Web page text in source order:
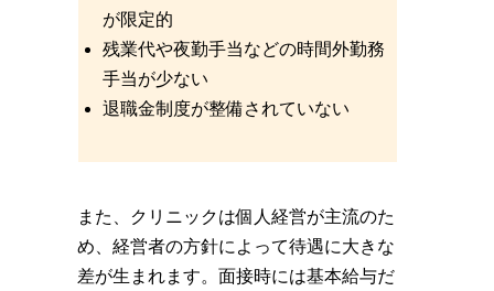
が限定的
残業代や夜勤手当などの時間外勤務
手当が少ない
退職金制度が整備されていない
また、クリニックは個人経営が主流のた
め、経営者の方針によって待遇に大きな
差が生まれます。面接時には基本給与だ